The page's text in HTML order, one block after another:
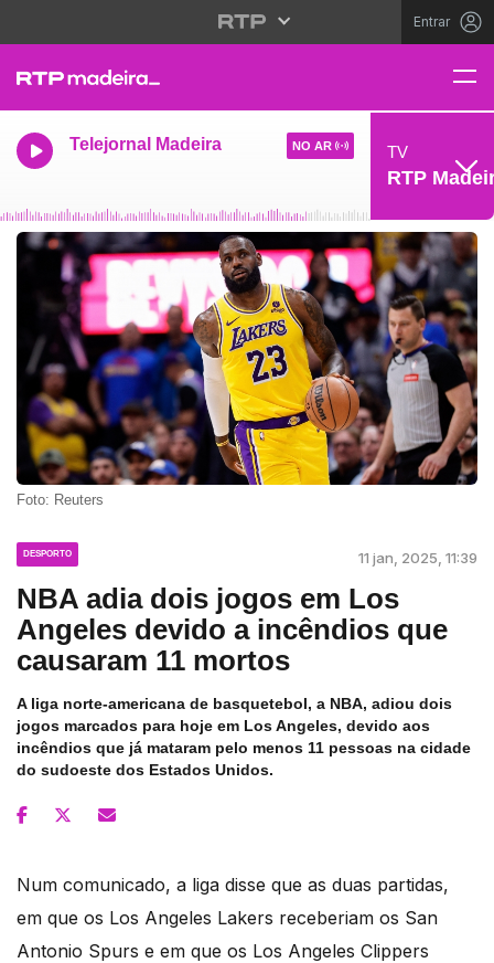
Entrar
Telejornal Madeira NO AR TV
RTP
Foto: Reuters
DESPORTO 11 jan, 2025, 11:39
NBA adia dois jogos em Los
Angeles devido a incêndios que
causaram 11 mortos
A liga norte-americana de basquetebol, a NBA, adiou dois
jogos marcados para hoje em Los Angeles, devido aos
incêndios que já mataram pelo menos 11 pessoas na cidade
do sudoeste dos Estados Unidos.
Num comunicado, a liga disse que as duas partidas,
em que os Los Angeles Lakers receberiam os San
Antonio Spurs e em que os Los Angeles Clippers